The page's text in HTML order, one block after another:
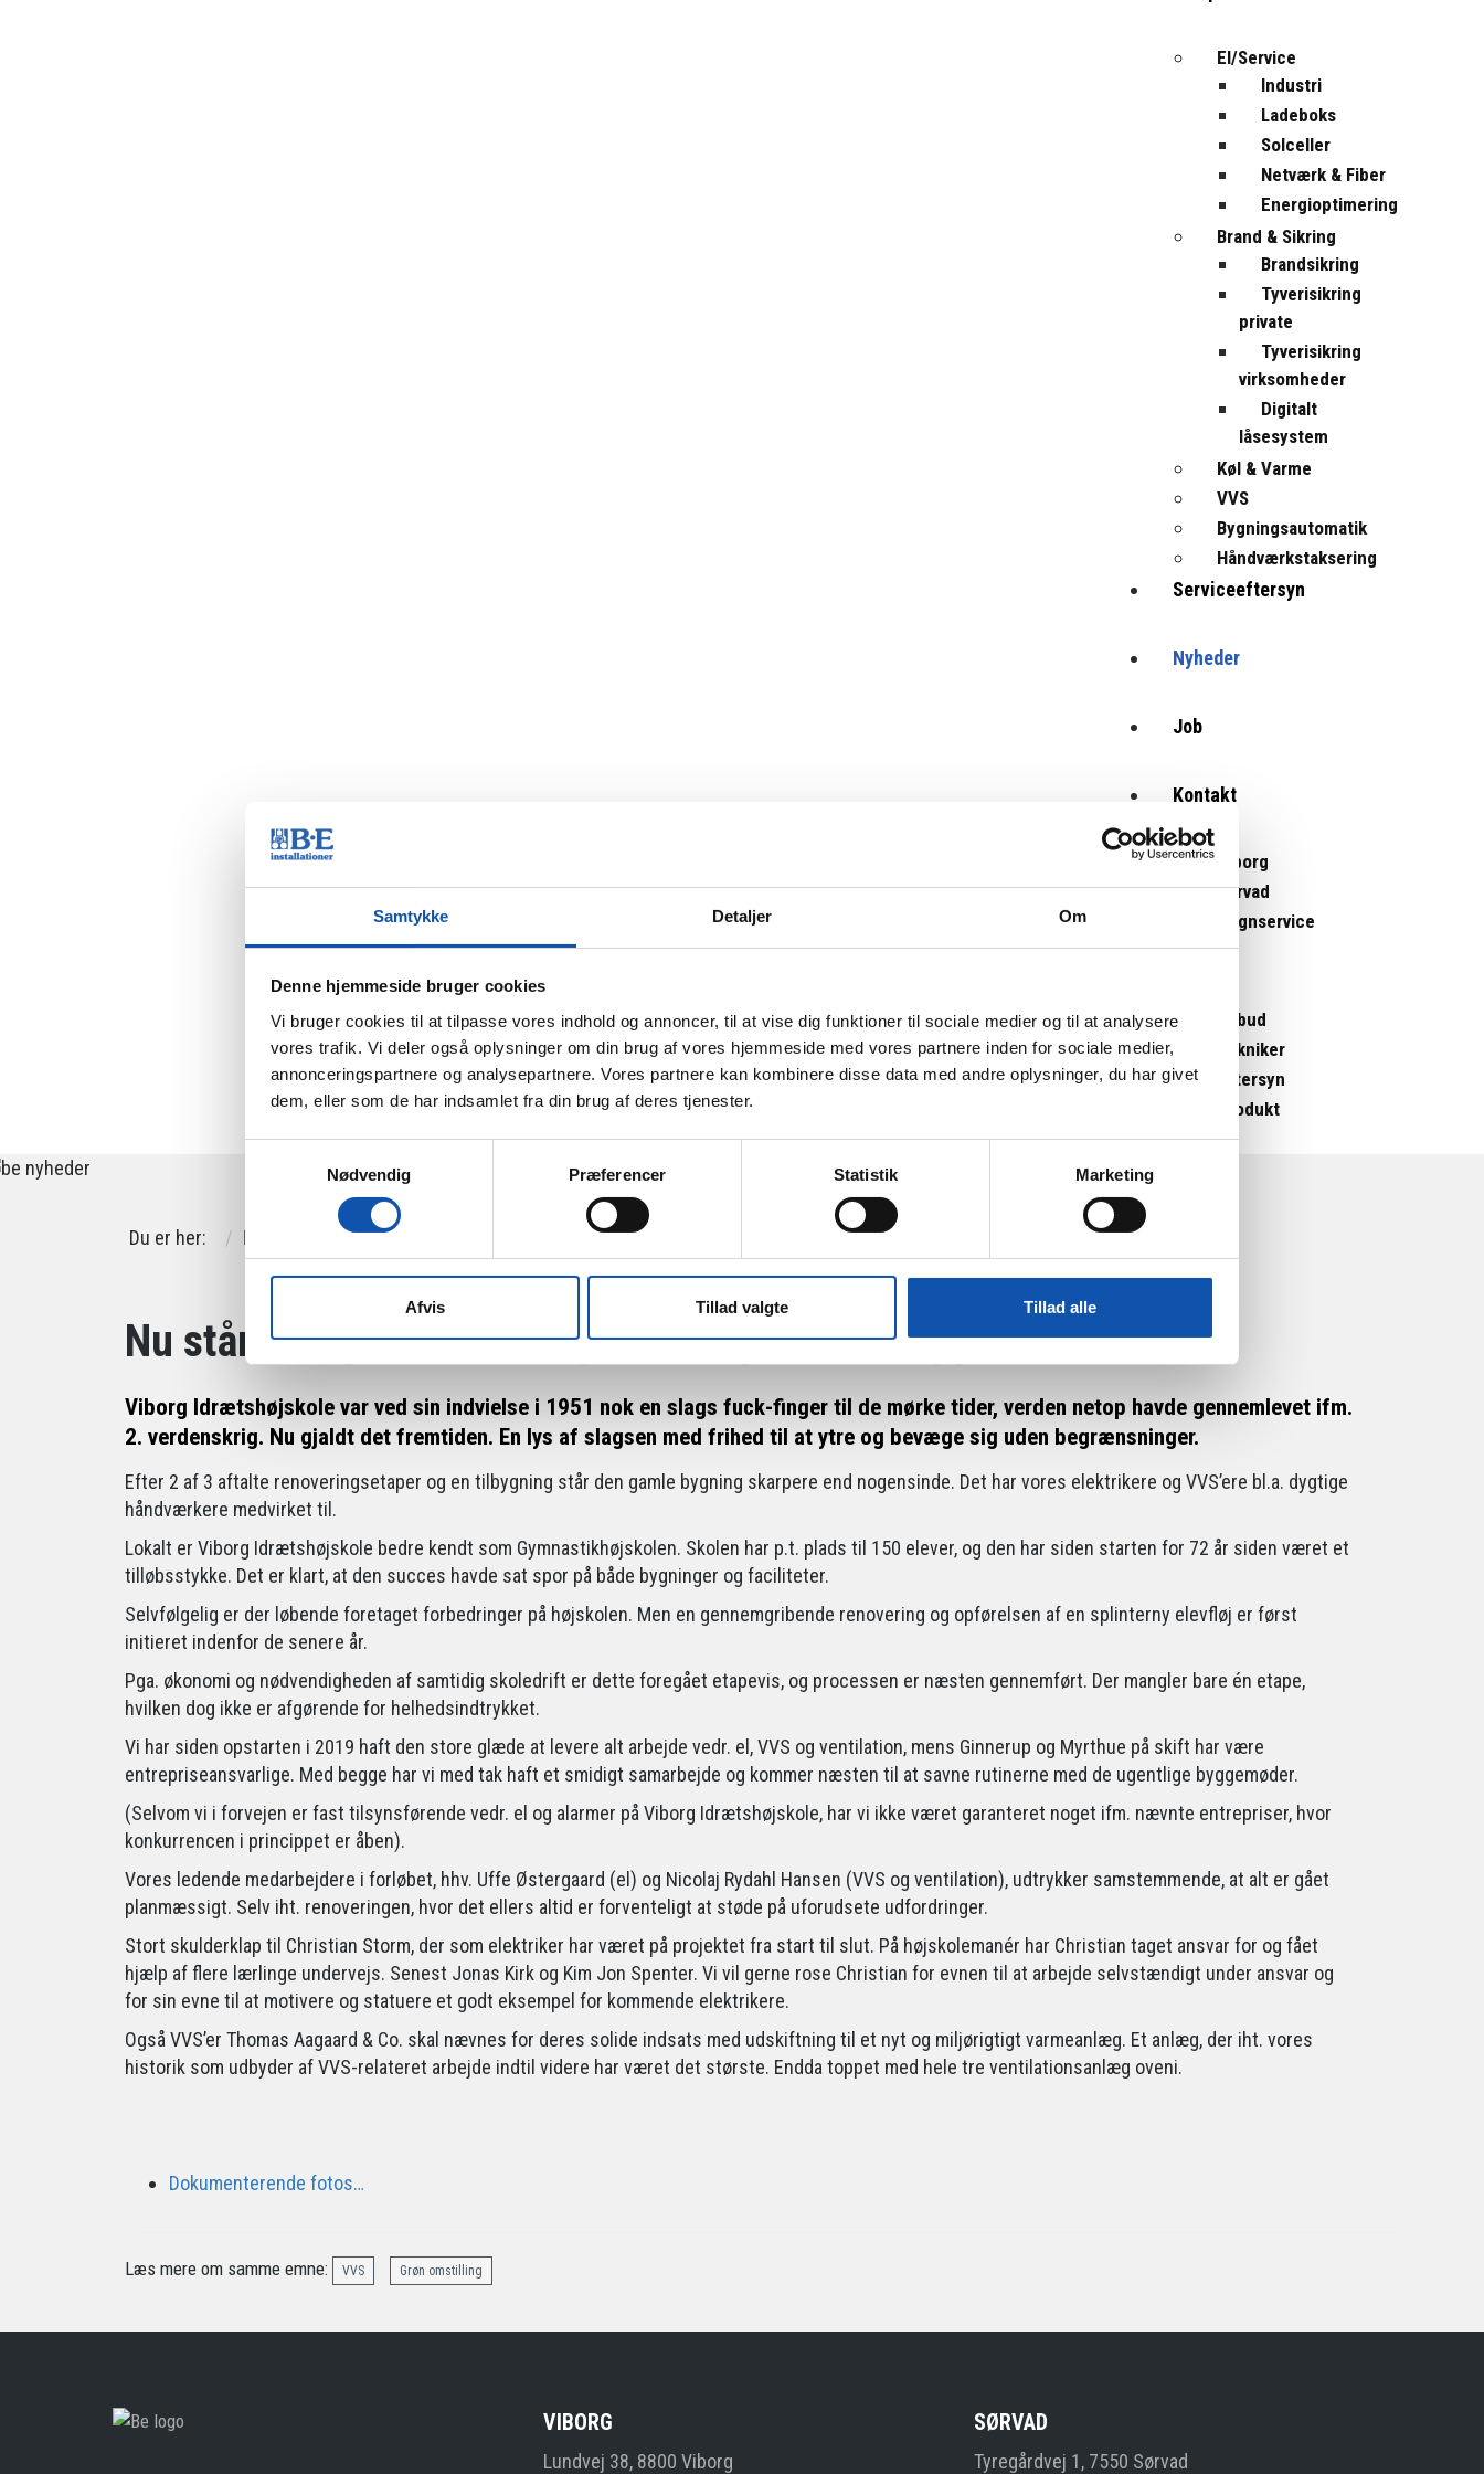
Samtykke Detaljer Om
Denne hjemmeside bruger cookies
Vi bruger cookies til at tilpasse vores indhold og annoncer, til at vise dig funktioner til sociale medier og til at analysere
vores trafik. Vi deler også oplysninger om din brug af vores hjemmeside med vores partnere inden for sociale medier,
annonceringspartnere og analysepartnere. Vores partnere kan kombinere disse data med andre oplysninger, du har givet
dem, eller som de har indsamlet fra din brug af deres tjenester.
Nødvendig
Præferencer Statistik Marketing
Afvis Tillad valgte Tillad alle
El/Service
Industri
Ladeboks
Solceller
Netværk & Fiber
Energioptimering
Brand & Sikring
Brandsikring
Tyverisikring
private
Tyverisikring
virksomheder
Digitalt
låsesystem
Køl & Varme
VVS
Bygningsautomatik
Håndværkstaksering
Serviceeftersyn
Nyheder
Job
Kontakt
Viborg
Sørvad
Døgnservice
Bestil
Tilbud
Tekniker
Eftersyn
Produkt
Du er her: Forside Nyheder Nu står den gamle dame igen stolt på bakketoppen
Nu står den gamle dame igen stolt på bakketoppen
Viborg Idrætshøjskole var ved sin indvielse i 1951 nok en slags fuck-finger til de mørke tider, verden netop havde gennemlevet ifm.
2. verdenskrig. Nu gjaldt det fremtiden. En lys af slagsen med frihed til at ytre og bevæge sig uden begrænsninger.
Efter 2 af 3 aftalte renoveringsetaper og en tilbygning står den gamle bygning skarpere end nogensinde. Det har vores elektrikere og VVS’ere bl.a. dygtige
håndværkere medvirket til.
Lokalt er Viborg Idrætshøjskole bedre kendt som Gymnastikhøjskolen. Skolen har p.t. plads til 150 elever, og den har siden starten for 72 år siden været et
tilløbsstykke. Det er klart, at den succes havde sat spor på både bygninger og faciliteter.
Selvfølgelig er der løbende foretaget forbedringer på højskolen. Men en gennemgribende renovering og opførelsen af en splinterny elevfløj er først
initieret indenfor de senere år.
Pga. økonomi og nødvendigheden af samtidig skoledrift er dette foregået etapevis, og processen er næsten gennemført. Der mangler bare én etape,
hvilken dog ikke er afgørende for helhedsindtrykket.
Vi har siden opstarten i 2019 haft den store glæde at levere alt arbejde vedr. el, VVS og ventilation, mens Ginnerup og Myrthue på skift har være
entrepriseansvarlige. Med begge har vi med tak haft et smidigt samarbejde og kommer næsten til at savne rutinerne med de ugentlige byggemøder.
(Selvom vi i forvejen er fast tilsynsførende vedr. el og alarmer på Viborg Idrætshøjskole, har vi ikke været garanteret noget ifm. nævnte entrepriser, hvor
konkurrencen i princippet er åben).
Vores ledende medarbejdere i forløbet, hhv. Uffe Østergaard (el) og Nicolaj Rydahl Hansen (VVS og ventilation), udtrykker samstemmende, at alt er gået
planmæssigt. Selv iht. renoveringen, hvor det ellers altid er forventeligt at støde på uforudsete udfordringer.
Stort skulderklap til Christian Storm, der som elektriker har været på projektet fra start til slut. På højskolemanér har Christian taget ansvar for og fået
hjælp af flere lærlinge undervejs. Senest Jonas Kirk og Kim Jon Spenter. Vi vil gerne rose Christian for evnen til at arbejde selvstændigt under ansvar og
for sin evne til at motivere og statuere et godt eksempel for kommende elektrikere.
Også VVS’er Thomas Aagaard & Co. skal nævnes for deres solide indsats med udskiftning til et nyt og miljørigtigt varmeanlæg. Et anlæg, der iht. vores
historik som udbyder af VVS-relateret arbejde indtil videre har været det største. Endda toppet med hele tre ventilationsanlæg oveni.
Dokumenterende fotos…
Læs mere om samme emne: VVS Grøn omstilling
VIBORG
Lundvej 38, 8800 Viborg
SØRVAD
Tyregårdvej 1, 7550 Sørvad